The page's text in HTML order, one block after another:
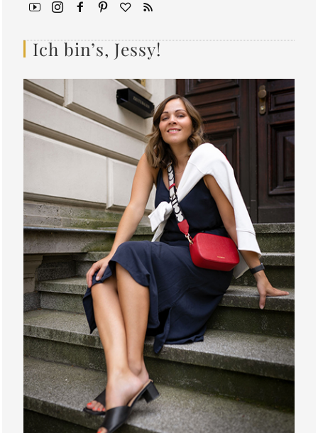
Ich bin’s, Jessy!